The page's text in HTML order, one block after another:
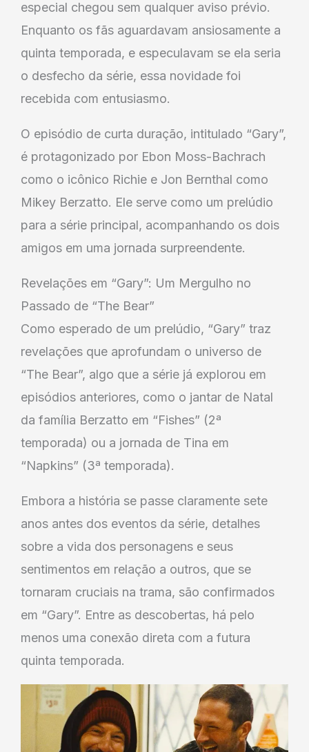
especial chegou sem qualquer aviso prévio.
Enquanto os fãs aguardavam ansiosamente a
quinta temporada, e especulavam se ela seria
o desfecho da série, essa novidade foi
recebida com entusiasmo.
O episódio de curta duração, intitulado “Gary”,
é protagonizado por Ebon Moss-Bachrach
como o icônico Richie e Jon Bernthal como
Mikey Berzatto. Ele serve como um prelúdio
para a série principal, acompanhando os dois
amigos em uma jornada surpreendente.
Revelações em “Gary”: Um Mergulho no
Passado de “The Bear”
Como esperado de um prelúdio, “Gary” traz
revelações que aprofundam o universo de
“The Bear”, algo que a série já explorou em
episódios anteriores, como o jantar de Natal
da família Berzatto em “Fishes” (2ª
temporada) ou a jornada de Tina em
“Napkins” (3ª temporada).
Embora a história se passe claramente sete
anos antes dos eventos da série, detalhes
sobre a vida dos personagens e seus
sentimentos em relação a outros, que se
tornaram cruciais na trama, são confirmados
em “Gary”. Entre as descobertas, há pelo
menos uma conexão direta com a futura
quinta temporada.